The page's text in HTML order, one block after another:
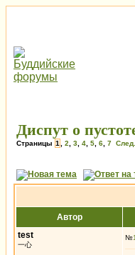
Диспут о
Страницы 1 2 3 4 5 6 7 След.
Автор
test
一心
№